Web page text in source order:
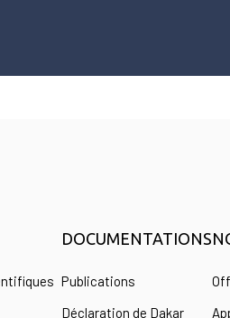
DOCUMENTATIONS
Publications
Déclaration de Dakar